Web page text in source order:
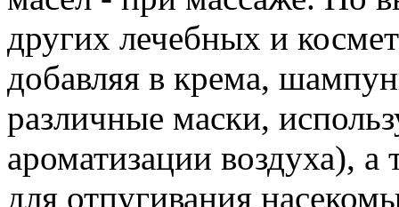
других лечебных и
добавляя в крема,
различные маски,
ароматизации воздуха),
для отпугивания